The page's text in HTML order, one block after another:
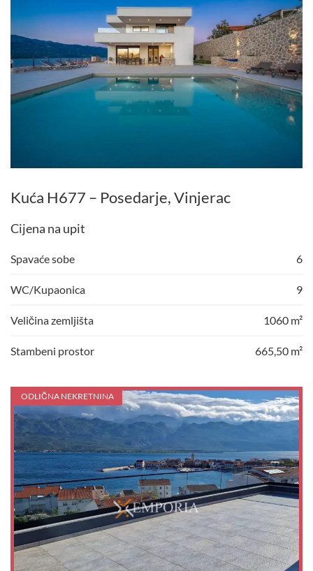
Kuća H677 – Posedarje, Vinjerac
Cijena na upit
Spavaće sobe 6
WC/Kupaonica 9
Veličina zemljišta 1060 m²
Stambeni prostor 665,50 m²
ODLIČNA NEKRETNINA